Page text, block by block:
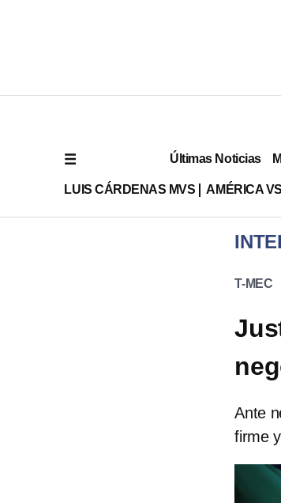
Últimas Noticias
LUIS CÁRDENAS MVS AMÉRICA
T-MEC
Ante
firme